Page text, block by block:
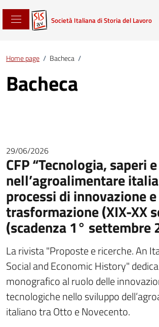
Società Italiana di Storia del Lavoro
Home page / Bacheca /
Bacheca
29/06/2026
CFP “Tecnologia, saperi
nell’agroalimentare
processi di innovazione e
trasformazione (XIX-XX
(scadenza 1° settembre
La rivista "Proposte e ricerche. An
Social and Economic History"
monografico al ruolo delle
tecnologiche nello sviluppo
italiano tra Otto e Novecento.